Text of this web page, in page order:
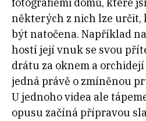
fotografiemi domů, které
některých z nich lze určit,
být natočena. Například
hostí její vnuk se svou
drátu za oknem a
jedná právě o zmíněnou
U jednoho videa ale
opusu začíná přípravou